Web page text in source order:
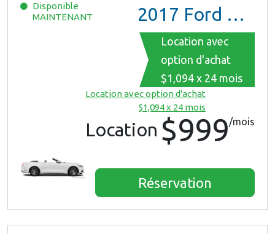
Disponible
MAINTENANT
2017 Ford Mustang
Location avec
option d'achat
$1,094 x 24 mois
Location avec option d'achat
$1,094 x 24 mois
Location $999/mois
Réservation